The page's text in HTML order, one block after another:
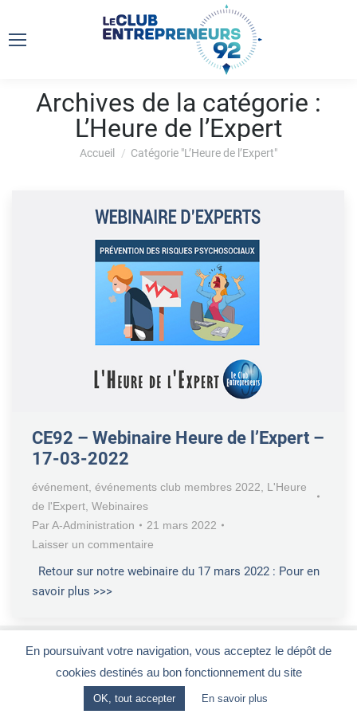
Archives de la catégorie :
L’Heure de l’Expert
Vous êtes ici :
Accueil Catégorie "L’Heure de l’Expert"
CE92 – Webinaire Heure de l’Expert –
17-03-2022
événement événements club membres 2022
L'Heure
de l'Expert Webinaires
ParA-Administration
21 mars 2022
Laisser un commentaire
Retour sur notre webinaire du 17 mars 2022 : Pour en
savoir plus >>>
Le Club Entrepreneurs 92-
28, rue de la Redoute - 92260 FONTENAY-AUX-ROSES
En poursuivant votre navigation, vous acceptez le dépôt de
cookies destinés au bon fonctionnement du site
OK, tout accepter En savoir plus